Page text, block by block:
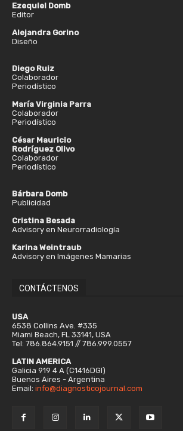
Ezequiel Domb
Editor
Alejandra Gorino
Diseño
Diego Ruiz
Colaborador
Periodístico
María Virginia Parra
Colaborador
Periodístico
César Mauricio
Rodríguez Olivo
Colaborador
Periodístico
Bárbara Domb
Publicidad
Cristina Besada
Advisory en Neurorradiología
Karina Weintraub
Advisory en Imágenes Mamarias
CONTÁCTENOS
USA
6538 Collins Ave. #335
Miami Beach, FL 33141, USA
Tel: 786.864.9151 // 786.999.0557
LATIN AMERICA
Galicia 919 4 A (C1416DGI)
Buenos Aires - Argentina
Email: info@diagnosticojournal.com